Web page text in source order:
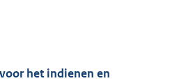
het indienen en